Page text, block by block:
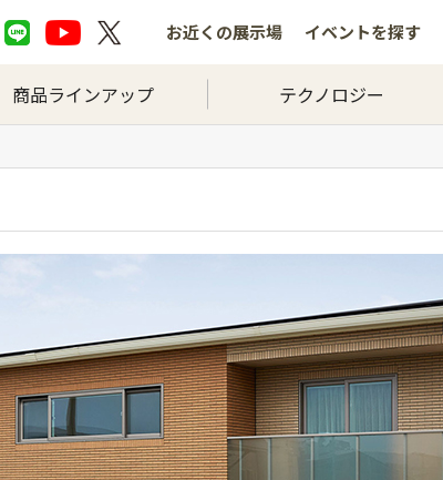
お近くの展示場 イベントを探す
商品ラインアップ テクノロジー